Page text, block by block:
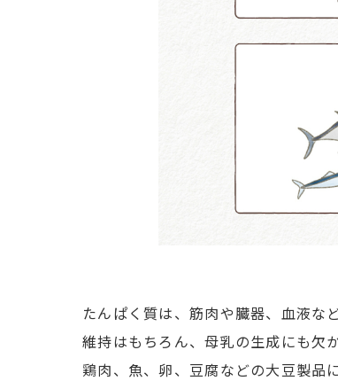
たんぱく質は、筋肉や臓器、血液な
維持はもちろん、母乳の生成にも欠
鶏肉、魚、卵、豆腐などの大豆製品